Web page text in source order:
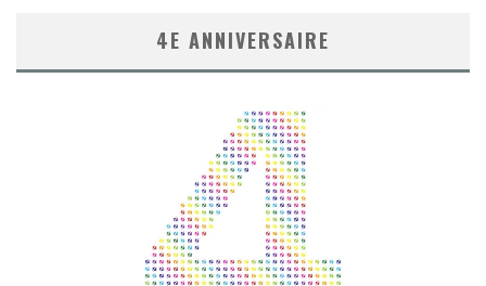
4E ANNIVERSAIRE